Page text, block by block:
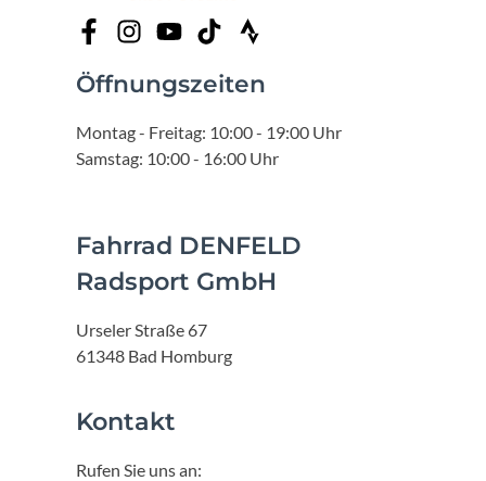
Öffnungszeiten
Montag - Freitag: 10:00 - 19:00 Uhr
Samstag: 10:00 - 16:00 Uhr
Fahrrad DENFELD
Radsport GmbH
Urseler Straße 67
61348 Bad Homburg
Kontakt
Rufen Sie uns an: